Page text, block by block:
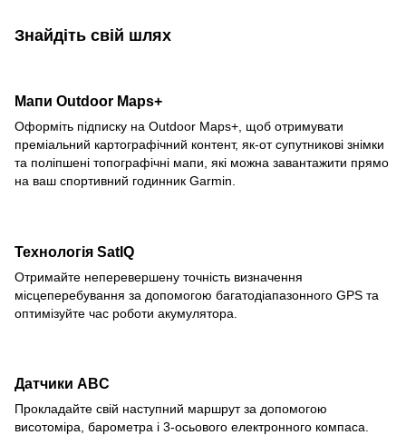
Знайдіть свій шлях
Мапи Outdoor Maps+
Оформіть підписку на Outdoor Maps+, щоб отримувати
преміальний картографічний контент, як-от супутникові знімки
та поліпшені топографічні мапи, які можна завантажити прямо
на ваш спортивний годинник Garmin.
Технологія SatIQ
Отримайте неперевершену точність визначення
місцеперебування за допомогою багатодіапазонного GPS та
оптимізуйте час роботи акумулятора.
Датчики ABC
Прокладайте свій наступний маршрут за допомогою
висотоміра, барометра і 3-осьового електронного компаса.